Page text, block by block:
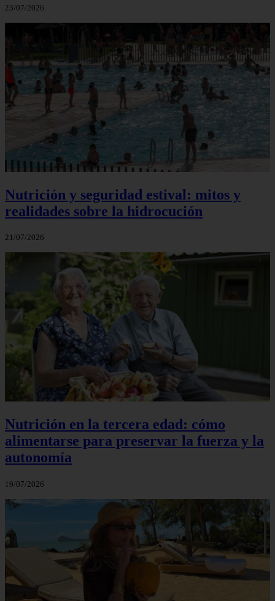
23/07/2026
Nutrición y seguridad estival: mitos y
realidades sobre la hidrocución
21/07/2026
Nutrición en la tercera edad: cómo
alimentarse para preservar la fuerza y la
autonomía
19/07/2026